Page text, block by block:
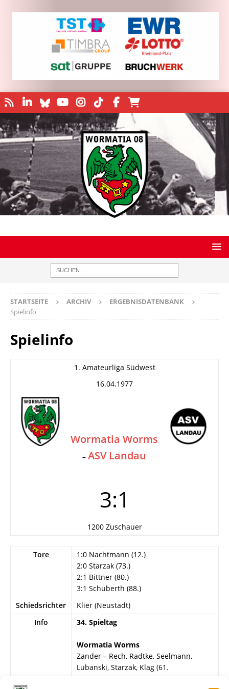
STARTSEITE ARCHIV
ERGEBNISDATENBANK
Spielinfo
Spielinfo
1. Amateurliga Südwest
16.04.1977
Wormatia Worms
– ASV Landau
3:1
1200 Zuschauer
Tore
1:0 Nachtmann (12.)
2:0 Starzak (73.)
2:1 Bittner (80.)
3:1 Schuberth (88.)
Schiedsrichter
Klier (Neustadt)
Info
34. Spieltag
Wormatia Worms
Zander – Rech, Radtke, Seelmann,
Lubanski, Starzak, Klag (61.